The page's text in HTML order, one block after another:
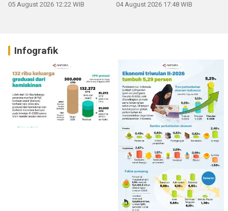
05 August 2026 12:22 WIB 04 August 2026 17:48 WIB
Infografik